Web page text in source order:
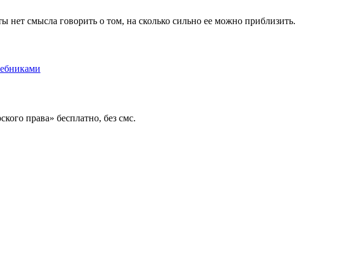
смысла говорить о том, на сколько сильно ее можно приблизить.
права» бесплатно, без смс.